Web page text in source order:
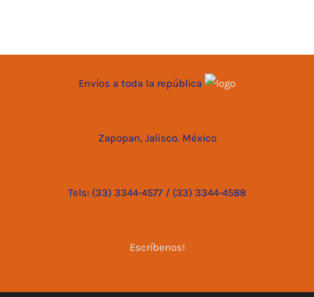
Envíos a toda la república
Zapopan, Jalisco. México
Tels: (33) 3344-4577 / (33) 3344-4588
Escríbenos!